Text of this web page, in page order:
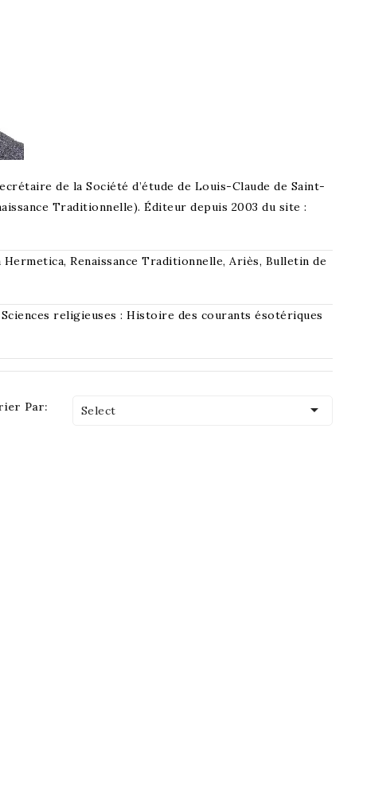
de la Société d’étude de Louis-Claude de Saint-
Traditionnelle). Éditeur depuis 2003 du site :
Renaissance Traditionnelle, Ariès, Bulletin de
religieuses : Histoire des courants ésotériques
Par: Select 